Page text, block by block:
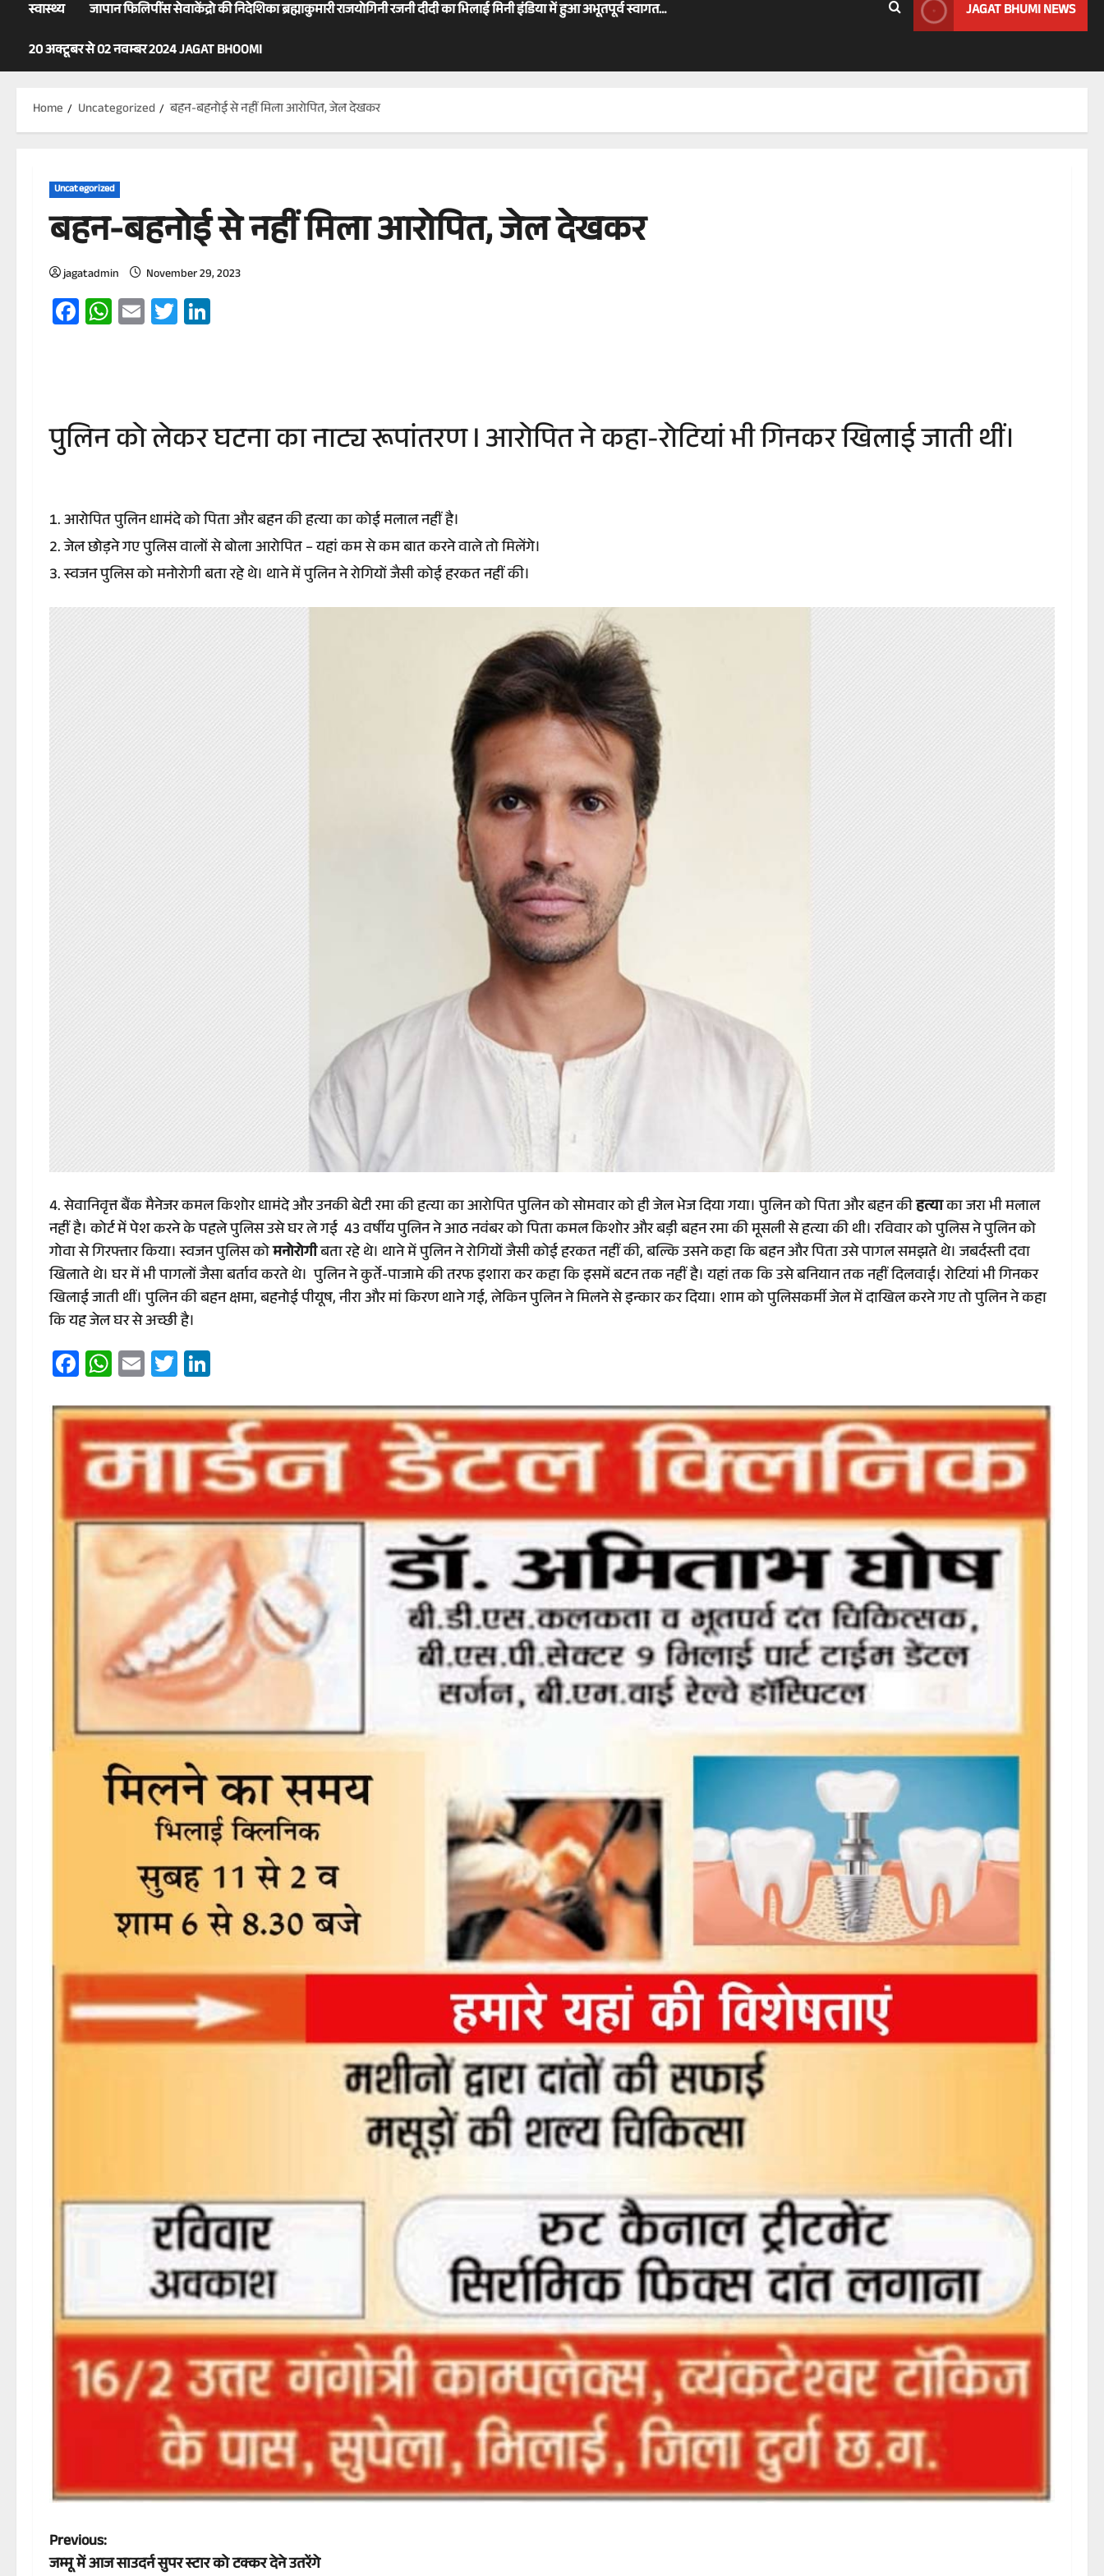
स्वास्थ्य
जापान फिलिपींस सेवाकेंद्रो की निदेशिका ब्रह्माकुमारी राजयोगिनी रजनी दीदी का भिलाई मिनी इंडिया में हुआ अभूतपूर्व स्वागत…
20 अक्टूबर से 02 नवम्बर 2024 JAGAT BHOOMI
JAGAT BHUMI NEWS
Home Uncategorized बहन-बहनोई से नहीं मिला आरोपित, जेल देखकर
Uncategorized
बहन-बहनोई से नहीं मिला आरोपित, जेल देखकर
jagatadmin November 29, 2023
Facebook
WhatsApp
EmailTwitter
पुलिन को लेकर घटना का नाट्य रूपांतरण l आरोपित ने कहा-रोटियां भी गिनकर खिलाई जाती थीं।
आरोपित पुलिन धामंदे को पिता और बहन की हत्या का कोई मलाल नहीं है।
जेल छोड़ने गए पुलिस वालों से बोला आरोपित – यहां कम से कम बात करने वाले तो मिलेंगे।
स्वजन पुलिस को मनोरोगी बता रहे थे। थाने में पुलिन ने रोगियों जैसी कोई हरकत नहीं की।
सेवानिवृत्त बैंक मैनेजर कमल किशोर धामंदे और उनकी बेटी रमा की हत्या का आरोपित पुलिन को सोमवार को ही जेल भेज दिया गया। पुलिन को पिता और बहन कीहत्याका जरा भी मलाल
नहीं है। कोर्ट में पेश करने के पहले पुलिस उसे घर ले गई 43 वर्षीय पुलिन ने आठ नवंबर को पिता कमल किशोर और बड़ी बहन रमा की मूसली से हत्या की थी। रविवार को पुलिस ने पुलिन को
गोवा से गिरफ्तार किया। स्वजन पुलिस कोमनोरोगीबता रहे थे। थाने में पुलिन ने रोगियों जैसी कोई हरकत नहीं की, बल्कि उसने कहा कि बहन और पिता उसे पागल समझते थे। जबर्दस्ती दवा
खिलाते थे। घर में भी पागलों जैसा बर्ताव करते थे। पुलिन ने कुर्ते-पाजामे की तरफ इशारा कर कहा कि इसमें बटन तक नहीं है। यहां तक कि उसे बनियान तक नहीं दिलवाई। रोटियां भी गिनकर
खिलाई जाती थीं। पुलिन की बहन क्षमा, बहनोई पीयूष, नीरा और मां किरण थाने गई, लेकिन पुलिन ने मिलने से इन्कार कर दिया। शाम को पुलिसकर्मी जेल में दाखिल करने गए तो पुलिन ने कहा
कि यह जेल घर से अच्छी है।
Facebook
WhatsApp
EmailTwitter
P
Previous:
जम्मू में आज साउदर्न सुपर स्टार को टक्कर देने उतरेंगे